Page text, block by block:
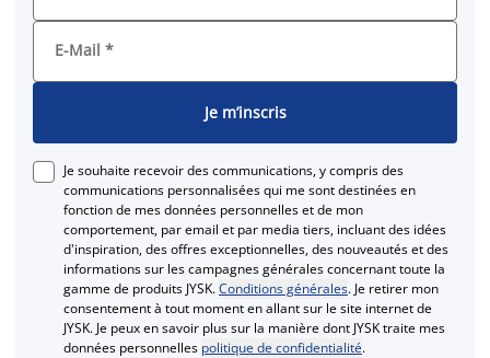
E-Mail *
Je m’inscris
Je souhaite recevoir des communications, y compris des
communications personnalisées qui me sont destinées en
fonction de mes données personnelles et de mon
comportement, par email et par media tiers, incluant des idées
d'inspiration, des offres exceptionnelles, des nouveautés et des
informations sur les campagnes générales concernant toute la
gamme de produits JYSK.Conditions générales. Je retirer mon
consentement à tout moment en allant sur le site internet de
JYSK. Je peux en savoir plus sur la manière dont JYSK traite mes
données personnelles politique de confidentialité.